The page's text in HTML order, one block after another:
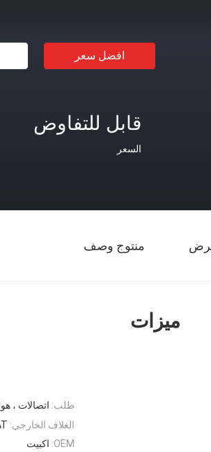
افضل سعر
قابل للتفاوض
السعر
منتوج وصف
ميزات
طلب: اتصالات ،
الغلاف الخارجي:
OEM: اكبيت